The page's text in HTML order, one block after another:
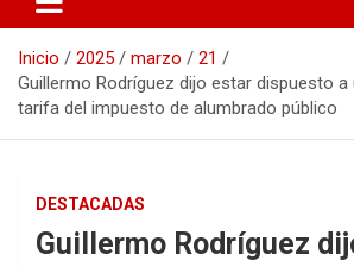
Inicio 2025 marzo
21
Guillermo Rodríguez dijo estar dispuesto a
tarifa del impuesto de alumbrado público
DESTACADAS
Guillermo Rodríguez